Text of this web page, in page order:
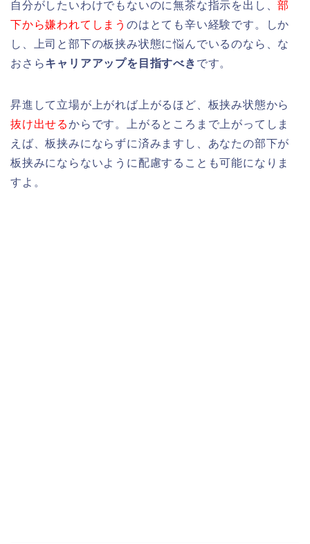
自分がしたいわけでもないのに無茶な指示を出し、部
下から嫌われてしまう のはとても辛い経験です。しか
し、上司と部下の板挟み状態に悩んでいるのなら、な
おさらキャリアアップを目指すべき です。
昇進して立場が上がれば上がるほど、板挟み状態から
抜け出せるからです。上がるところまで上がってしま
えば、板挟みにならずに済みますし、あなたの部下が
板挟みにならないように配慮することも可能になりま
すよ。